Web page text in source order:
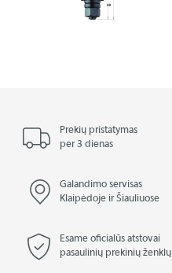
Prekių pristatymas
per 3 dienas
Galandimo servisas
Klaipėdoje ir Šiauliuose
Esame oficialūs atstovai
pasaulinių prekinių ženklų